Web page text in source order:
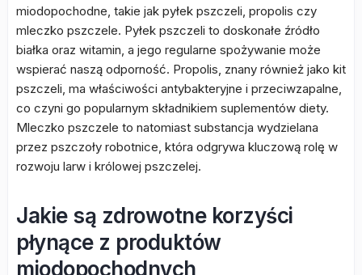
miodopochodne, takie jak pyłek pszczeli, propolis czy
mleczko pszczele. Pyłek pszczeli to doskonałe źródło
białka oraz witamin, a jego regularne spożywanie może
wspierać naszą odporność. Propolis, znany również jako kit
pszczeli, ma właściwości antybakteryjne i przeciwzapalne,
co czyni go popularnym składnikiem suplementów diety.
Mleczko pszczele to natomiast substancja wydzielana
przez pszczoły robotnice, która odgrywa kluczową rolę w
rozwoju larw i królowej pszczelej.
Jakie są zdrowotne korzyści
płynące z produktów
miodopochodnych